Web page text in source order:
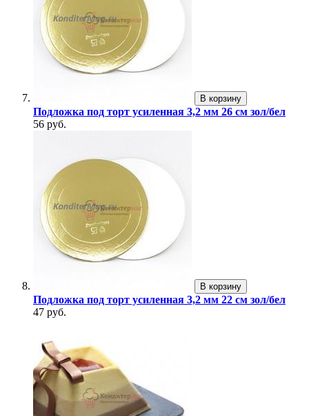
В корзину
Подложка под торт усиленная 3,2 мм 26 см зол/бел
56 руб.
В корзину
Подложка под торт усиленная 3,2 мм 22 см зол/бел
47 руб.